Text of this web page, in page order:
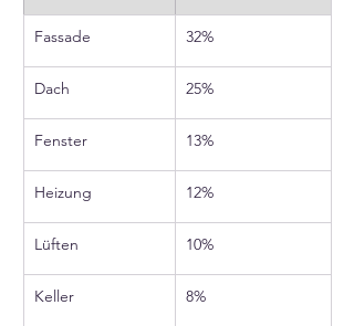
Fassade 32%
Dach 25%
Fenster 13%
Heizung 12%
Lüften 10%
Keller 8%